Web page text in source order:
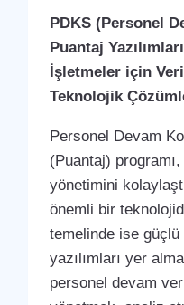
PDKS (Personel
Puantaj
İşletmeler için
Teknolojik
Personel Devam
(Puantaj)
yönetimini
önemli bir
temelinde ise
yazılımları yer
personel devam